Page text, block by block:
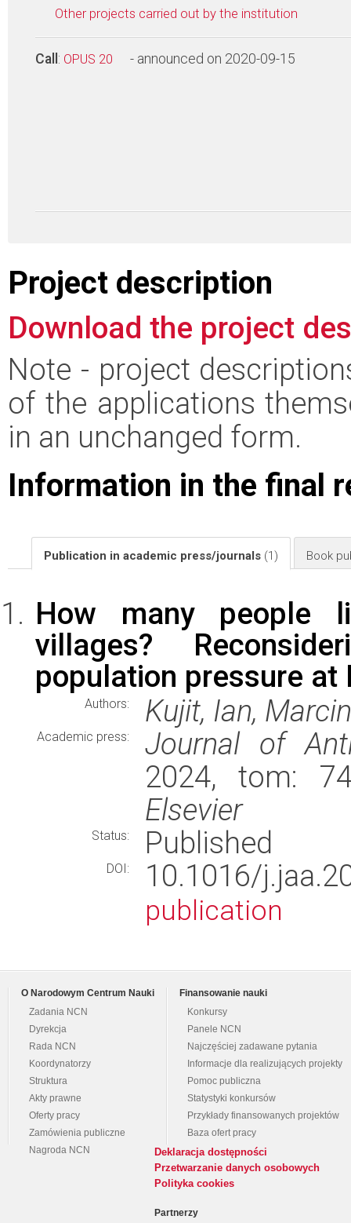
Other projects carried out by the institution
Call : OPUS 20 - announced on 2020-09-15
Project description
Download the project
Note - project
of the applications
in an unchanged form.
Information in the final
Publication in academic press/journals (1) Book
How many people
villages?
population pressure
Authors: Kujit, Ian,
Academic press:
Journal of
2024, tom:
Elsevier
Status: Published
DOI: 10.1016/
publication
O Narodowym Centrum Nauki
Zadania NCN
Dyrekcja
Rada NCN
Koordynatorzy
Struktura
Akty prawne
Oferty pracy
Zamówienia publiczne
Nagroda NCN
Finansowanie nauki
Konkursy
Panele NCN
Najczęściej zadawane pytania
Informacje dla realizujących projekty
Pomoc publiczna
Statystyki konkursów
Przykłady finansowanych projektów
Baza ofert pracy
Deklaracja dostępności
Przetwarzanie danych osobowych
Polityka cookies
Partnerzy